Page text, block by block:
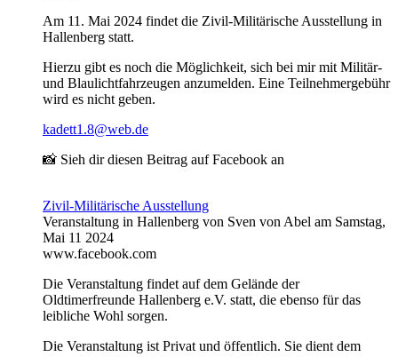
Am 11. Mai 2024 findet die Zivil-Militärische Ausstellung in
Hallenberg statt.
Hierzu gibt es noch die Möglichkeit, sich bei mir mit Militär-
und Blaulichtfahrzeugen anzumelden. Eine Teilnehmergebühr
wird es nicht geben.
kadett1.8@web.de
📸 Sieh dir diesen Beitrag auf Facebook an
Zivil-Militärische Ausstellung
Veranstaltung in Hallenberg von Sven von Abel am Samstag,
Mai 11 2024
www.facebook.com
Die Veranstaltung findet auf dem Gelände der
Oldtimerfreunde Hallenberg e.V. statt, die ebenso für das
leibliche Wohl sorgen.
Die Veranstaltung ist Privat und öffentlich. Sie dient dem